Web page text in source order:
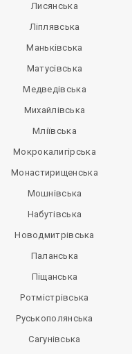
Лисянська
Ліплявська
Маньківська
Матусівська
Медведівська
Михайлівська
Мліївська
Мокрокалигірська
Монастирищенська
Мошнівська
Набутівська
Новодмитрівська
Паланська
Піщанська
Ротмістрівська
Руськополянська
Сагунівська